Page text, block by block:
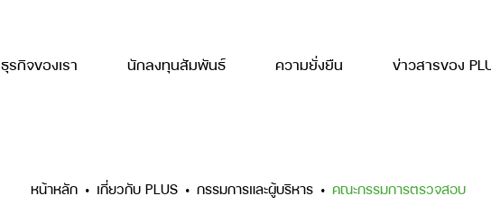
ธุรกิจของเรา นักลงทุนสัมพันธ์ ความยั่งยืน ข่าวสารของ
หน้าหลัก เกี่ยวกับ PLUS กรรมการและผู้บริหาร คณะกรรมการตรวจสอบ